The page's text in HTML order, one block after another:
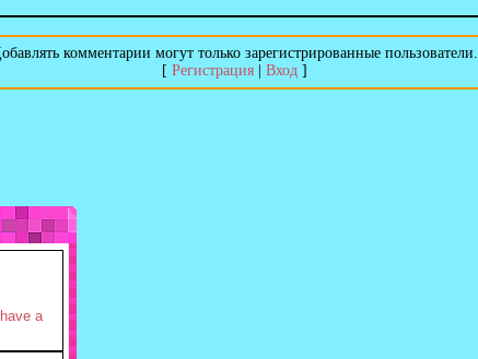
комментарии могут только зарегистрированные пользователи.
[ Регистрация| Вход]
a